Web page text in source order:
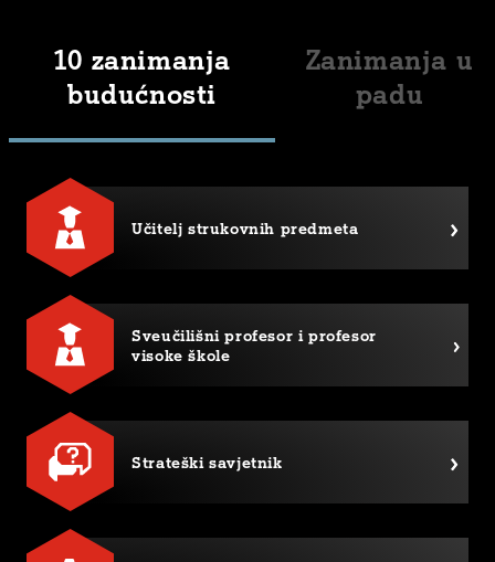
10 zanimanja
budućnosti
Zanimanja u
padu
Učitelj strukovnih predmeta
Sveučilišni profesor i profesor
visoke škole
Strateški savjetnik